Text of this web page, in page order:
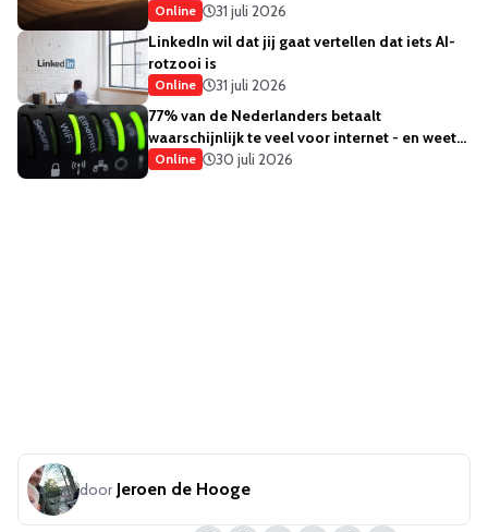
Online
31 juli 2026
LinkedIn wil dat jij gaat vertellen dat iets AI-
rotzooi is
Online
31 juli 2026
77% van de Nederlanders betaalt
waarschijnlijk te veel voor internet - en weet
het ook
Online 30 juli 2026
door Jeroen de Hooge